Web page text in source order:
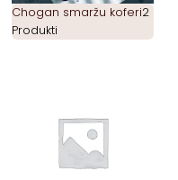
Chogan smaržu koferi2
Produkti